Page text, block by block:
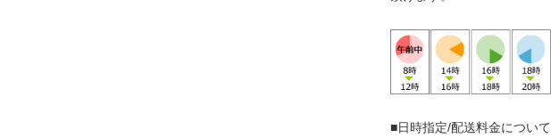
■日時指定/配送料金について